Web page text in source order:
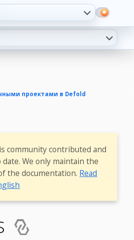
проектами в Defold
community contributed and
We only maintain the
the documentation. Read